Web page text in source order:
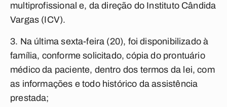
multiprofissional e, da direção do Instituto Cândida
Vargas (ICV).
3. Na última sexta-feira (20), foi disponibilizado à
família, conforme solicitado, cópia do prontuário
médico da paciente, dentro dos termos da lei, com
as informações e todo histórico da assistência
prestada;